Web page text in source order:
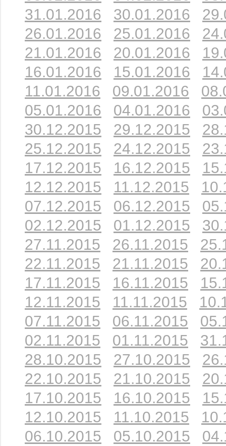
31.01.2016
30.01.2016
26.01.2016
25.01.2016
21.01.2016
20.01.2016
16.01.2016
15.01.2016
11.01.2016
09.01.2016
05.01.2016
04.01.2016
30.12.2015
29.12.2015
25.12.2015
24.12.2015
17.12.2015
16.12.2015
12.12.2015
11.12.2015
07.12.2015
06.12.2015
02.12.2015
01.12.2015
27.11.2015
26.11.2015
22.11.2015
21.11.2015
17.11.2015
16.11.2015
12.11.2015
11.11.2015
07.11.2015
06.11.2015
02.11.2015
01.11.2015
28.10.2015
27.10.2015
22.10.2015
21.10.2015
17.10.2015
16.10.2015
12.10.2015
11.10.2015
06.10.2015
05.10.2015